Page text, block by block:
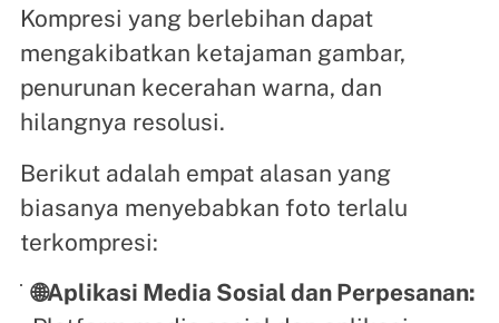
Kompresi yang berlebihan dapat
mengakibatkan ketajaman gambar,
penurunan kecerahan warna, dan
hilangnya resolusi.
Berikut adalah empat alasan yang
biasanya menyebabkan foto terlalu
terkompresi:
🌐Aplikasi Media Sosial dan Perpesanan: